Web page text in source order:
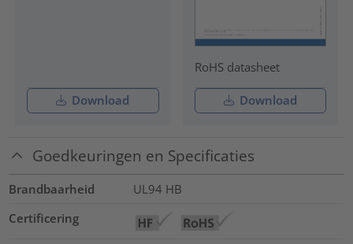
Download
RoHS datasheet
Download
Goedkeuringen en Specificaties
Brandbaarheid
UL94 HB
Certificering